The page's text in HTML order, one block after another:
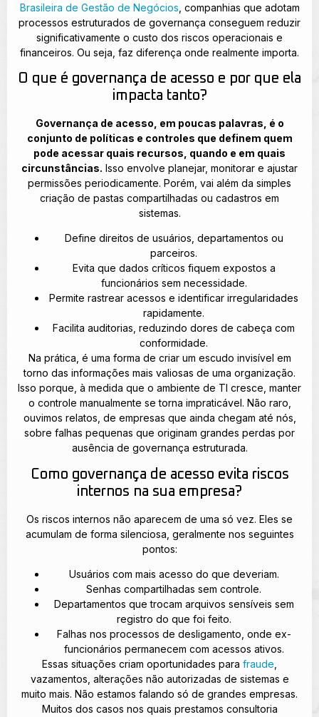
Brasileira de Gestão de Negócios , companhias que adotam
processos estruturados de governança conseguem reduzir
significativamente o custo dos riscos operacionais e
financeiros. Ou seja, faz diferença onde realmente importa.
O que é governança de acesso e por que ela
impacta tanto?
Governança de acesso, em poucas palavras, é o
conjunto de políticas e controles que definem quem
pode acessar quais recursos, quando e em quais
circunstâncias. Isso envolve planejar, monitorar e ajustar
permissões periodicamente. Porém, vai além da simples
criação de pastas compartilhadas ou cadastros em
sistemas.
Define direitos de usuários, departamentos ou
parceiros.
Evita que dados críticos fiquem expostos a
funcionários sem necessidade.
Permite rastrear acessos e identificar irregularidades
rapidamente.
Facilita auditorias, reduzindo dores de cabeça com
conformidade.
Na prática, é uma forma de criar um escudo invisível em
torno das informações mais valiosas de uma organização.
Isso porque, à medida que o ambiente de TI cresce, manter
o controle manualmente se torna impraticável. Não raro,
ouvimos relatos, de empresas que ainda chegam até nós,
sobre falhas pequenas que originam grandes perdas por
ausência de governança estruturada.
Como governança de acesso evita riscos
internos na sua empresa?
Os riscos internos não aparecem de uma só vez. Eles se
acumulam de forma silenciosa, geralmente nos seguintes
pontos:
Usuários com mais acesso do que deveriam.
Senhas compartilhadas sem controle.
Departamentos que trocam arquivos sensíveis sem
registro do que foi feito.
Falhas nos processos de desligamento, onde ex-
funcionários permanecem com acessos ativos.
Essas situações criam oportunidades para fraude
vazamentos, alterações não autorizadas de sistemas e
muito mais. Não estamos falando só de grandes empresas.
Muitos dos casos nos quais prestamos consultoria